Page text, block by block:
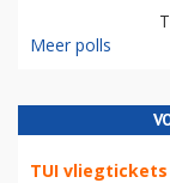
Meer polls
TUI vliegtickets